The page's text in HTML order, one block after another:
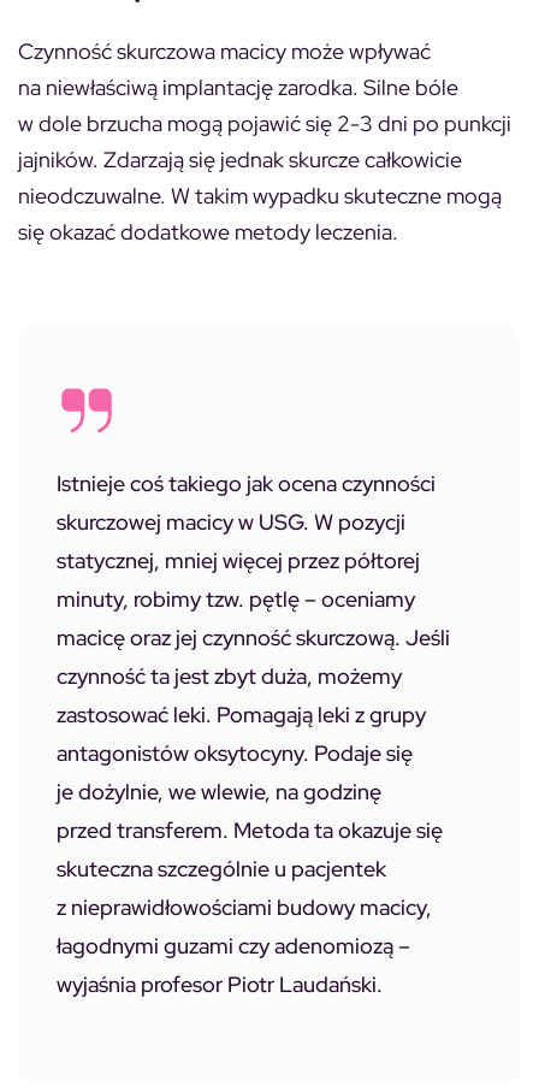
Czynność skurczowa macicy może wpływać
na niewłaściwą implantację zarodka. Silne bóle
w dole brzucha mogą pojawić się 2-3 dni po punkcji
jajników. Zdarzają się jednak skurcze całkowicie
nieodczuwalne. W takim wypadku skuteczne mogą
się okazać dodatkowe metody leczenia.
Istnieje coś takiego jak ocena czynności
skurczowej macicy w USG. W pozycji
statycznej, mniej więcej przez półtorej
minuty, robimy tzw. pętlę – oceniamy
macicę oraz jej czynność skurczową. Jeśli
czynność ta jest zbyt duża, możemy
zastosować leki. Pomagają leki z grupy
antagonistów oksytocyny. Podaje się
je dożylnie, we wlewie, na godzinę
przed transferem. Metoda ta okazuje się
skuteczna szczególnie u pacjentek
z nieprawidłowościami budowy macicy,
łagodnymi guzami czy adenomiozą –
wyjaśnia profesor Piotr Laudański.